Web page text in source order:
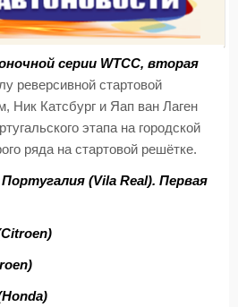
серии WTCC, вторая
реверсивной стартовой
Ник Катсбург и Яап ван Лаген
этапа на городской
ряда на стартовой решётке.
Португалия (Vila Real). Первая